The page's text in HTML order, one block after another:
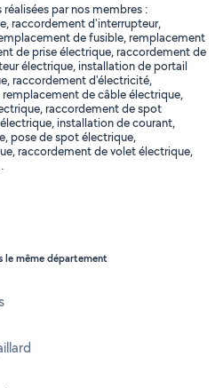
par nos membres :
raccordement d'interrupteur,
de fusible, remplacement
de prise électrique, raccordement de
électrique, installation de portail
raccordement d'électricité,
de câble électrique,
raccordement de spot
installation de courant,
pose de spot électrique,
raccordement de volet électrique,
le même département